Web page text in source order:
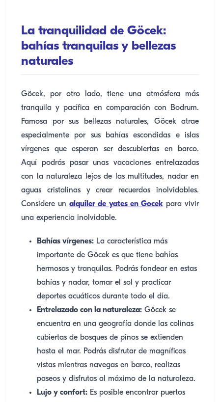
La tranquilidad de Göcek:
bahías tranquilas y bellezas
naturales
Göcek, por otro lado, tiene una atmósfera más
tranquila y pacífica en comparación con Bodrum.
Famosa por sus bellezas naturales, Göcek atrae
especialmente por sus bahías escondidas e islas
vírgenes que esperan ser descubiertas en barco.
Aquí podrás pasar unas vacaciones entrelazadas
con la naturaleza lejos de las multitudes, nadar en
aguas cristalinas y crear recuerdos inolvidables.
Considere unalquiler de yates en Gocekpara vivir
una experiencia inolvidable.
Bahías vírgenes: La característica más
importante de Göcek es que tiene bahías
hermosas y tranquilas. Podrás fondear en estas
bahías y nadar, tomar el sol y practicar
deportes acuáticos durante todo el día.
Entrelazado con la naturaleza: Göcek se
encuentra en una geografía donde las colinas
cubiertas de bosques de pinos se extienden
hasta el mar. Podrás disfrutar de magníficas
vistas mientras navegas en barco, realizas
paseos y disfrutas al máximo de la naturaleza.
Lujo y confort: Es posible encontrar puertos